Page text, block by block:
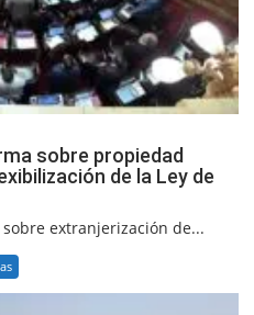
sobre propiedad
de la Ley de
extranjerización de...